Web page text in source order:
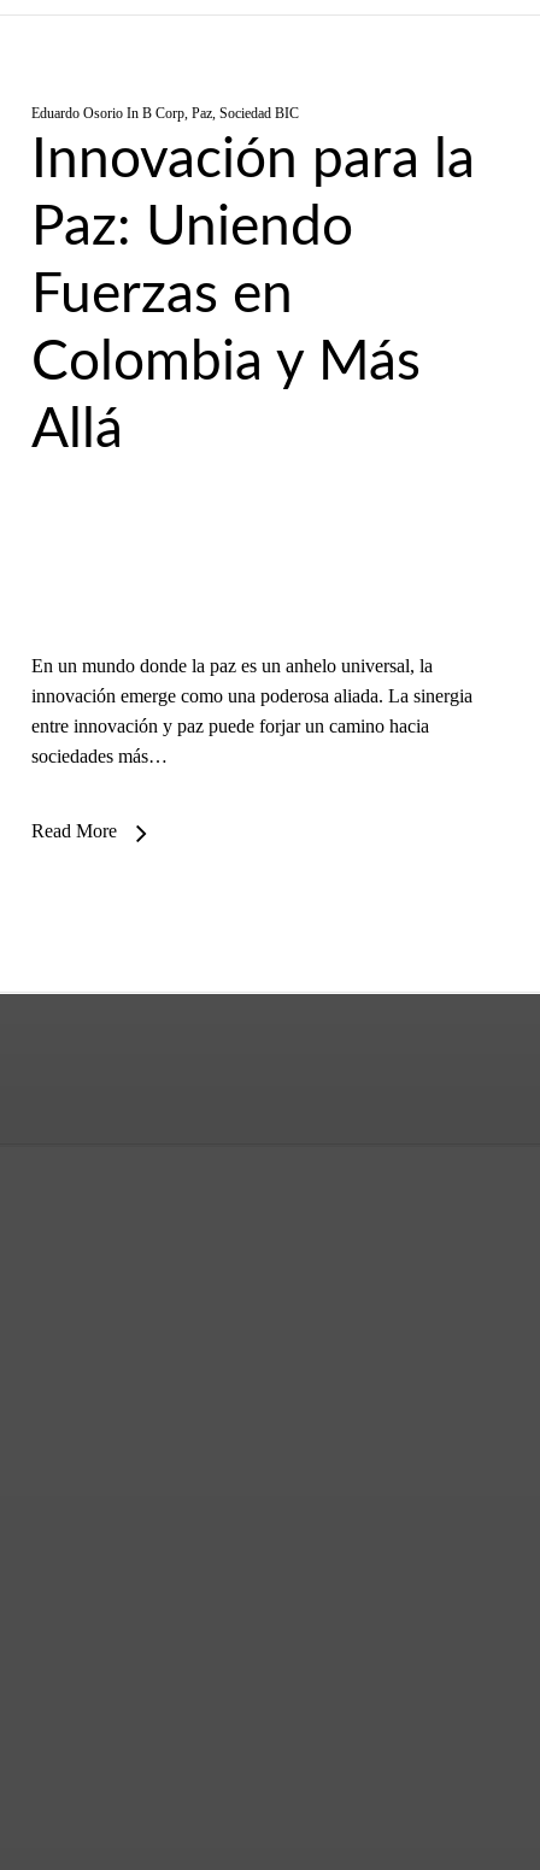
Eduardo Osorio In B Corp, Paz, Sociedad BIC
Innovación para la
Paz: Uniendo
Fuerzas en
Colombia y Más
Allá
En un mundo donde la paz es un anhelo universal, la
innovación emerge como una poderosa aliada. La sinergia
entre innovación y paz puede forjar un camino hacia
sociedades más…
Read More